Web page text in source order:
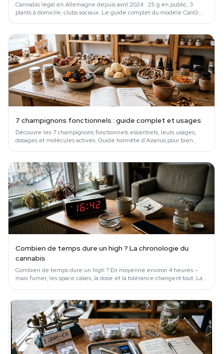
Cannabis légal en Allemagne depuis avril 2024 : 25 g en public, 3
plants à domicile, clubs sociaux. Le guide complet du modèle CanG
7 champignons fonctionnels : guide complet et usages
Découvre les 7 champignons fonctionnels essentiels, leurs usages,
dosages et molécules actives. Guide honnête d'Azarius pour bien
Combien de temps dure un high ? La chronologie du
cannabis
Combien de temps dure un high ? En moyenne environ 4 heures —
mais fumer, les space cakes, la dose et la tolérance changent tout. La